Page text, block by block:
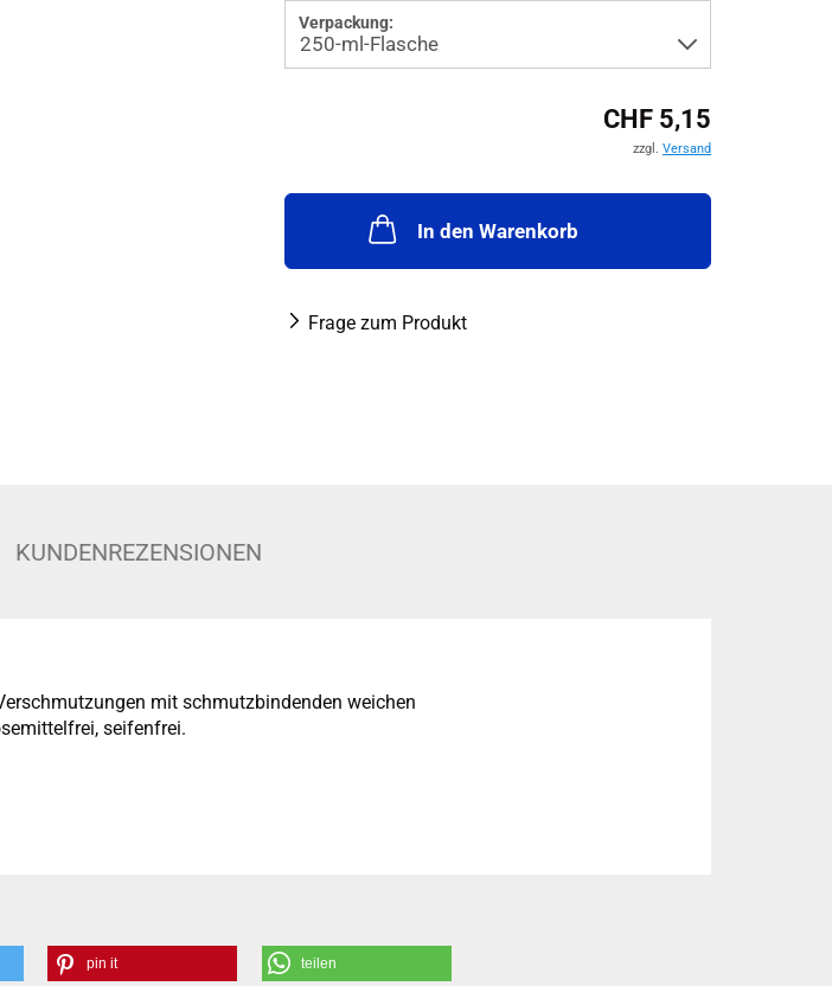
Verpackung:
CHF 5,15
zzgl. Versand
In den Warenkorb
Frage zum Produkt
KUNDENREZENSIONEN
mit schmutzbindenden weichen
seifenfrei.
pin it teilen